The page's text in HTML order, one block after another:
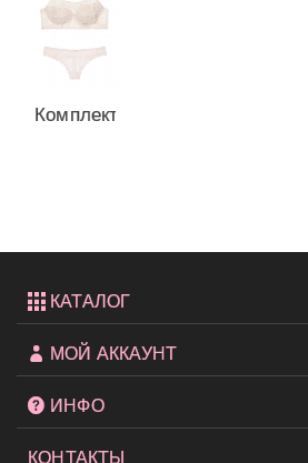
Комплект
КАТАЛОГ
МОЙ АККАУНТ
ИНФО
КОНТАКТЫ